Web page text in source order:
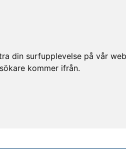
din surfupplevelse på vår
kommer ifrån.